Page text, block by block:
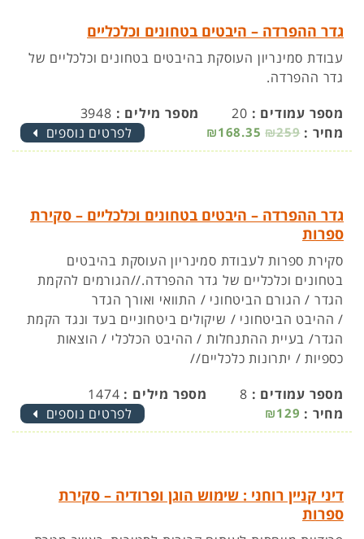
גדר ההפרדה – היבטים בטחונים וכלכליים
עבודת סמינריון העוסקת בהיבטים בטחונים וכלכליים של
גדר ההפרדה.
מספר עמודים : 20 מספר מילים : 3948
מחיר : ₪259
₪168.35 לפרטים נוספים
גדר ההפרדה – היבטים בטחונים וכלכליים – סקירת
ספרות
סקירת ספרות לעבודת סמינריון העוסקת בהיבטים
בטחונים וכלכליים של גדר ההפרדה.//הגורמים להקמת
הגדר / הגורם הביטחוני / התוואי ואורך הגדר
/ ההיבט הביטחוני / שיקולים ביטחוניים בעד ונגד הקמת
הגדר/ בעיית ההתנחלות / ההיבט הכלכלי / הוצאות
כספיות / יתרונות כלכליים//
מספר עמודים : 8 מספר מילים : 1474
מחיר : ₪129 לפרטים נוספים
דיני קניין רוחני : שימוש הוגן ופרודיה – סקירת
ספרות